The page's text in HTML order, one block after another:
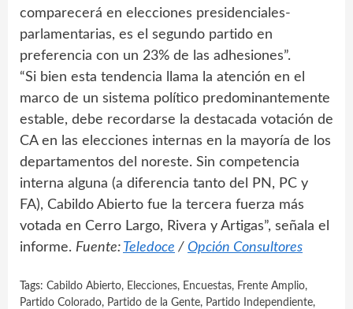
comparecerá en elecciones presidenciales-
parlamentarias, es el segundo partido en
preferencia con un 23% de las adhesiones”.
“Si bien esta tendencia llama la atención en el
marco de un sistema político predominantemente
estable, debe recordarse la destacada votación de
CA en las elecciones internas en la mayoría de los
departamentos del noreste. Sin competencia
interna alguna (a diferencia tanto del PN, PC y
FA), Cabildo Abierto fue la tercera fuerza más
votada en Cerro Largo, Rivera y Artigas”, señala el
informe. Fuente: Teledoce / Opción Consultores
Tags: Cabildo Abierto, Elecciones, Encuestas, Frente Amplio,
Partido Colorado, Partido de la Gente, Partido Independiente,